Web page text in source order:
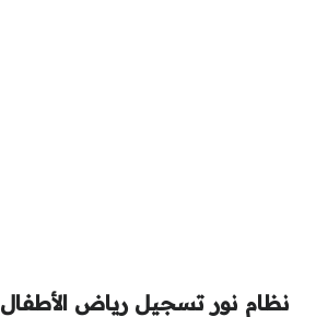
نظام نور تسجيل رياض الأطفال